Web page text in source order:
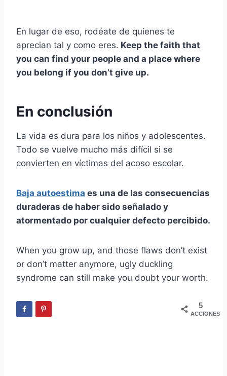
En lugar de eso, rodéate de quienes te
aprecian tal y como eres. Keep the faith that
you can find your people and a place where
you belong if you don’t give up.
En conclusión
La vida es dura para los niños y adolescentes.
Todo se vuelve mucho más difícil si se
convierten en víctimas del acoso escolar.
Baja autoestima es una de las consecuencias
duraderas de haber sido señalado y
atormentado por cualquier defecto percibido.
When you grow up, and those flaws don’t exist
or don’t matter anymore, ugly duckling
syndrome can still make you doubt your worth.
5
ACCIONES